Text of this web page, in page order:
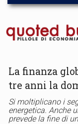
La finanza
tre anni la
Si moltiplicano i
energetica. Anche
prevede la fine di